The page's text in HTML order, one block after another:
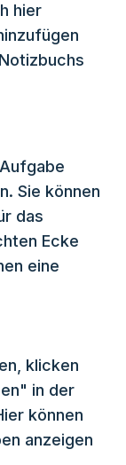
hier
Sie können
das
Ecke
eine
klicken
in der
können
anzeigen